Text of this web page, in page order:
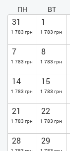
ПН ВТ
31
1 783 грн
1
1 783 грн
7
1 783 грн
8
1 783 грн
14
1 783 грн
15
1 783 грн
21
1 783 грн
22
1 783 грн
28 29